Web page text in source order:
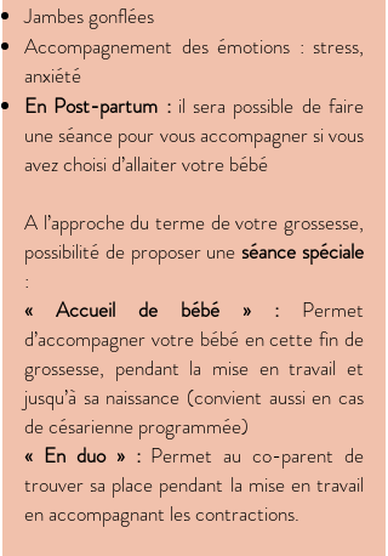
Jambes gonflées
Accompagnement des émotions : stress,
anxiété
En Post-partum :il sera possible de faire
une séance pour vous accompagner si vous
avez choisi d’allaiter votre bébé
A l’approche du terme de votre grossesse,
possibilité de proposer uneséance spéciale
:
« Accueil de bébé » : Permet
d’accompagner votre bébé en cette fin de
grossesse, pendant la mise en travail et
jusqu’à sa naissance (convient aussi en cas
de césarienne programmée)
« En duo » :Permet au co-parent de
trouver sa place pendant la mise en travail
en accompagnant les contractions.